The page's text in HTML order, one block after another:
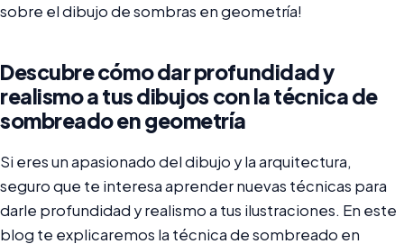
sobre el dibujo de sombras en geometría!
Descubre cómo dar profundidad y
realismo a tus dibujos con la técnica de
sombreado en geometría
Si eres un apasionado del dibujo y la arquitectura,
seguro que te interesa aprender nuevas técnicas para
darle profundidad y realismo a tus ilustraciones. En este
blog te explicaremos la técnica de sombreado en